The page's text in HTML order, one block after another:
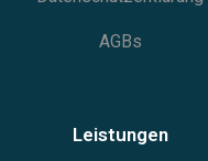
AGBs
Leistungen